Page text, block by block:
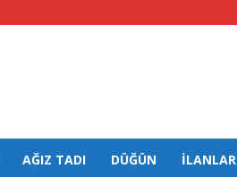
AĞIZ TADI DÜĞÜN İLANLAR